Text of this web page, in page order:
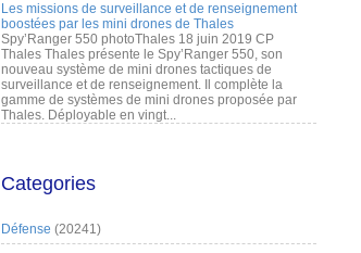
Les missions de surveillance et de renseignement
boostées par les mini drones de Thales
Spy’Ranger 550 photoThales 18 juin 2019 CP
Thales Thales présente le Spy’Ranger 550, son
nouveau système de mini drones tactiques de
surveillance et de renseignement. Il complète la
gamme de systèmes de mini drones proposée par
Thales. Déployable en vingt...
Categories
Défense (20241)